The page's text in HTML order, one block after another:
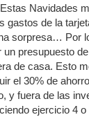
Navidades
gastos de la
sorpresa… Por
un presupuesto
de casa. Esto
el 30% de
y fuera de las
ejercicio 4